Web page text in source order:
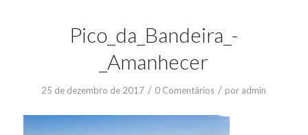
Pico_da_Bandeira_-
_Amanhecer
25 de dezembro de 2017 / 0 Comentários / por admin